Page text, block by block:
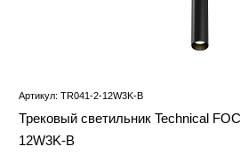
Артикул: TR041-2-12W3K-B
Трековый светильник Technical
12W3K-B